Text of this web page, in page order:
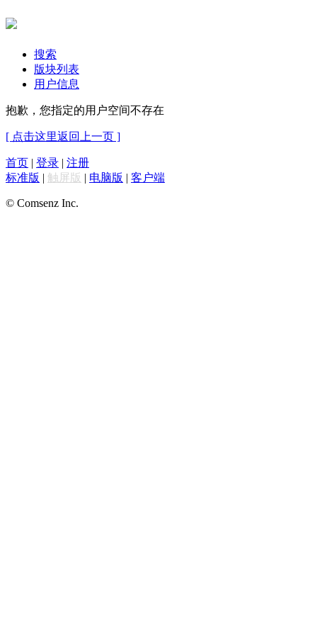
搜索
版块列表
用户信息
抱歉，您指定的用户空间不存在
[ 点击这里返回上一页 ]
首页 | 登录 | 注册
标准版 | 触屏版 | 电脑版 | 客户端
© Comsenz Inc.